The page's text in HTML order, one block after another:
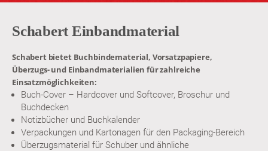
Schabert Einbandmaterial
Schabert bietet Buchbindematerial, Vorsatzpapiere,
Überzugs- und Einbandmaterialien für zahlreiche
Einsatzmöglichkeiten:
Buch-Cover – Hardcover und Softcover, Broschur und
Buchdecken
Notizbücher und Buchkalender
Verpackungen und Kartonagen für den Packaging-Bereich
Überzugsmaterial für Schuber und ähnliche